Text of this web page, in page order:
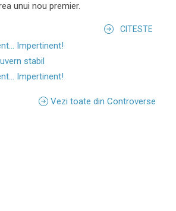
unui nou premier.
CITESTE
Impertinent!
stabil
Impertinent!
Vezi toate din Controverse